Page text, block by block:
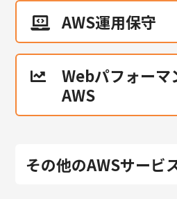
AWS運用保守
Webパフォー
AWS
その他のAWSサービ